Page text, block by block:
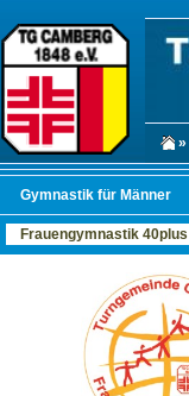
»
Gymnastik für Männer
Frauengymnastik 40plus